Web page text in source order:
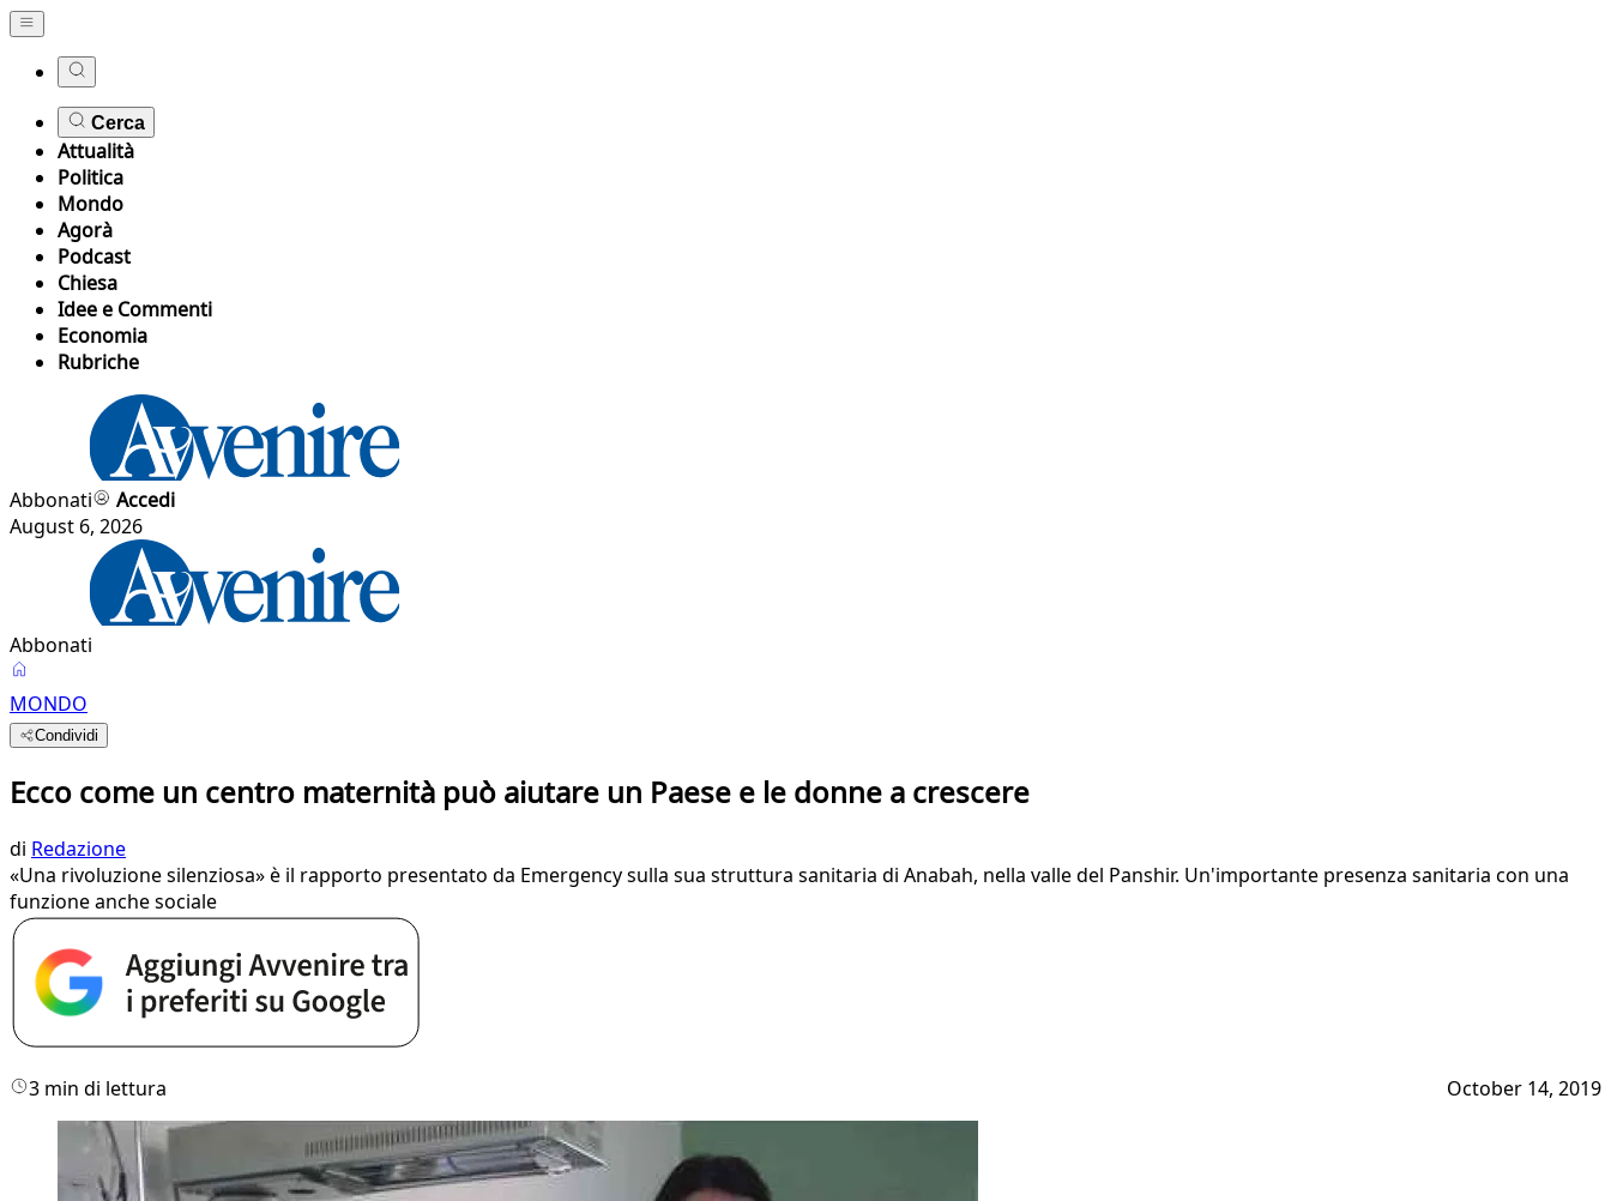
Cerca
Attualità
Politica
Mondo
Agorà
Podcast
Chiesa
Idee e Commenti
Economia
Rubriche
Abbonati
Accedi
August 6, 2026
Abbonati
MONDO
Condividi
Ecco come un centro maternità può aiutare un Paese e le donne a crescere
di Redazione
«Una rivoluzione silenziosa» è il rapporto presentato da Emergency sulla sua struttura sanitaria di Anabah, nella valle del Panshir. Un'importante presenza sanitaria con una
funzione anche sociale
3 min di lettura October 14, 2019